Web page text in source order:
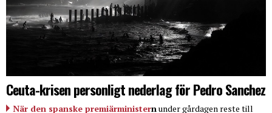
Ceuta-krisen personligt nederlag för Pedro Sanchez
När den spanske premiärministernunder gårdagen reste till